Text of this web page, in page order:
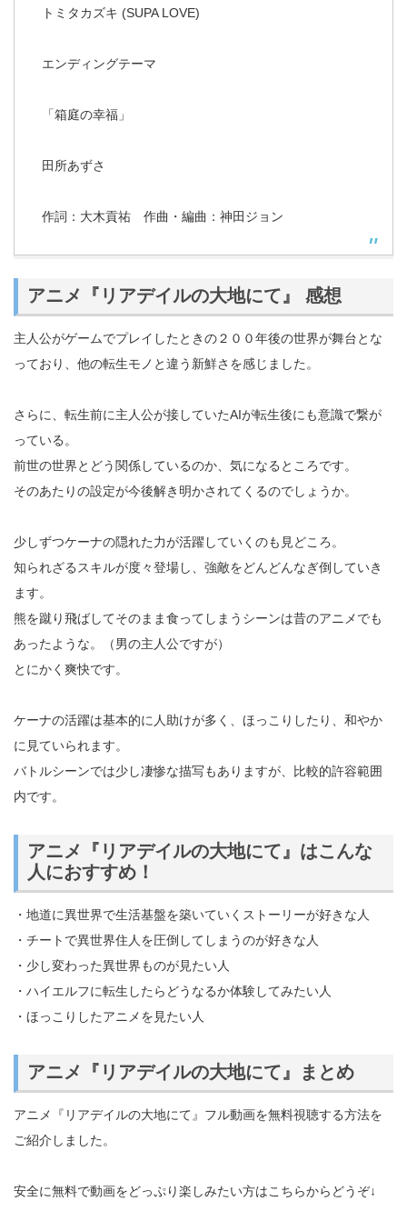
トミタカズキ (SUPA LOVE)
エンディングテーマ
「箱庭の幸福」
田所あずさ
作詞：大木貢祐 作曲・編曲：神田ジョン
アニメ『リアデイルの大地にて』 感想
主人公がゲームでプレイしたときの２００年後の世界が舞台とな
っており、他の転生モノと違う新鮮さを感じました。
さらに、転生前に主人公が接していたAIが転生後にも意識で繋が
っている。
前世の世界とどう関係しているのか、気になるところです。
そのあたりの設定が今後解き明かされてくるのでしょうか。
少しずつケーナの隠れた力が活躍していくのも見どころ。
知られざるスキルが度々登場し、強敵をどんどんなぎ倒していき
ます。
熊を蹴り飛ばしてそのまま食ってしまうシーンは昔のアニメでも
あったような。（男の主人公ですが）
とにかく爽快です。
ケーナの活躍は基本的に人助けが多く、ほっこりしたり、和やか
に見ていられます。
バトルシーンでは少し凄惨な描写もありますが、比較的許容範囲
内です。
アニメ『リアデイルの大地にて』はこんな
人におすすめ！
・地道に異世界で生活基盤を築いていくストーリーが好きな人
・チートで異世界住人を圧倒してしまうのが好きな人
・少し変わった異世界ものが見たい人
・ハイエルフに転生したらどうなるか体験してみたい人
・ほっこりしたアニメを見たい人
アニメ『リアデイルの大地にて』まとめ
アニメ『リアデイルの大地にて』フル動画を無料視聴する方法を
ご紹介しました。
安全に無料で動画をどっぷり楽しみたい方はこちらからどうぞ↓